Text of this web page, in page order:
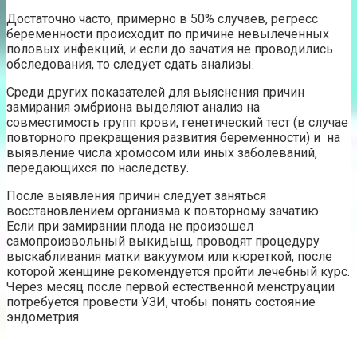
Достаточно часто, примерно в 50% случаев, регресс
беременности происходит по причине невылеченных
половых инфекций, и если до зачатия не проводились
обследования, то следует сдать анализы.
Среди других показателей для выяснения причин
замирания эмбриона выделяют анализ на
совместимость групп крови, генетический тест (в случае
повторного прекращения развития беременности) и на
выявление числа хромосом или иных заболеваний,
передающихся по наследству.
После выявления причин следует заняться
восстановлением организма к повторному зачатию.
Если при замирании плода не произошел
самопроизвольный выкидыш, проводят процедуру
выскабливания матки вакуумом или кюреткой, после
которой женщине рекомендуется пройти лечебный курс.
Через месяц после первой естественной менструации
потребуется провести УЗИ, чтобы понять состояние
эндометрия.